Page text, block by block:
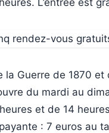
la Guerre de 1870 et
du mardi au
et de 14
: 7 euros au